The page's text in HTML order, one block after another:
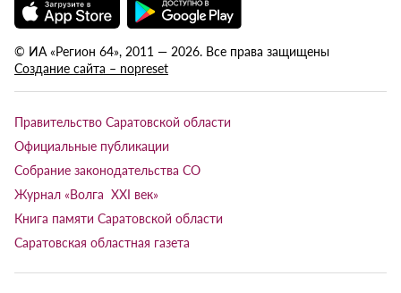
© ИА «Регион 64», 2011 — 2026. Все права защищены
Создание сайта – nopreset
Правительство Саратовской области
Официальные публикации
Собрание законодательства СО
Журнал «Волга XXI век»
Книга памяти Саратовской области
Саратовская областная газета